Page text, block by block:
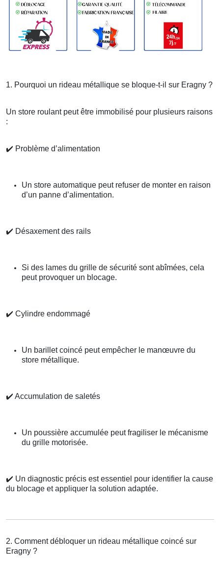
1. Pourquoi un rideau métallique se bloque-t-il sur Eragny ?
Un store roulant peut être immobilisé pour plusieurs raisons
:
✔️ Problème d’alimentation
Un store automatique peut refuser de monter en raison
d’un panne d’alimentation.
✔️ Désaxement des rails
Si des lames du grille de sécurité sont abîmées, cela
peut provoquer un blocage.
✔️ Cylindre endommagé
Un barillet coincé peut empêcher le manœuvre du
store métallique.
✔️ Accumulation de saletés
Un poussière accumulée peut fragiliser le mécanisme
du grille motorisée.
✔️ Un diagnostic précis est essentiel pour identifier la cause
du blocage et appliquer la solution adaptée.
2. Comment débloquer un rideau métallique coincé sur
Eragny ?